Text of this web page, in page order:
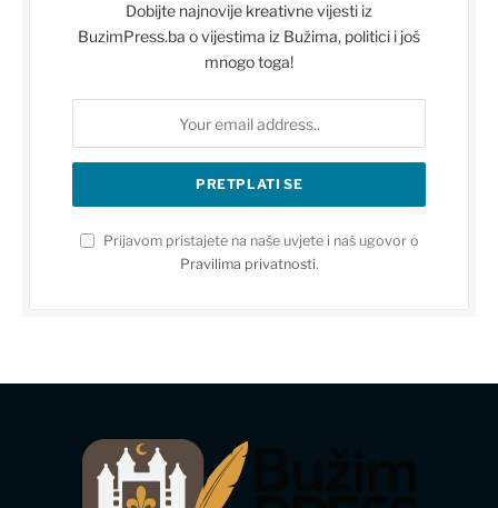
Dobijte najnovije kreativne vijesti iz
BuzimPress.ba o vijestima iz Bužima, politici i još
mnogo toga!
Prijavom pristajete na naše uvjete i naš ugovor o
Pravilima privatnosti.